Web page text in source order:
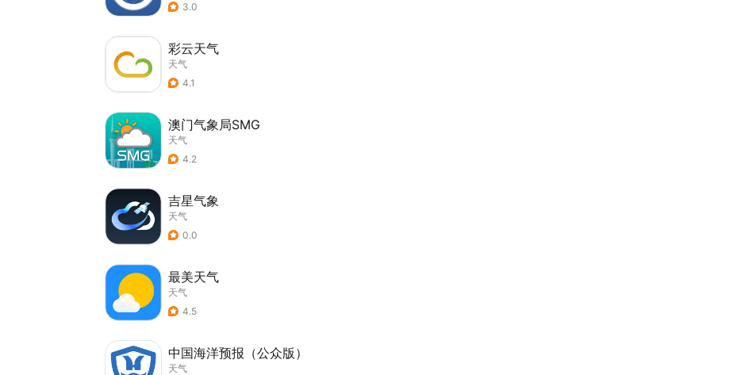
3.0
彩云天气
天气
4.1
澳门气象局SMG
天气
4.2
吉星气象
天气
0.0
最美天气
天气
4.5
中国海洋预报（公众版）
天气